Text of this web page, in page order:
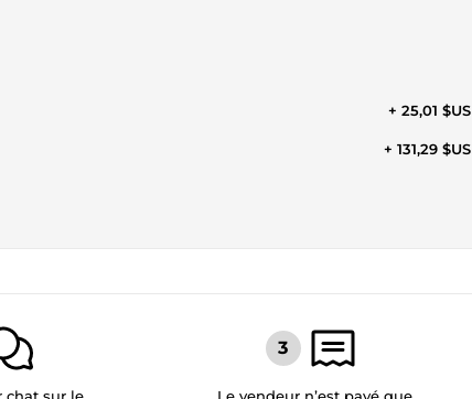
+ 25,01 $US
+ 131,29 $US
chat sur le
Le vendeur n’est payé que